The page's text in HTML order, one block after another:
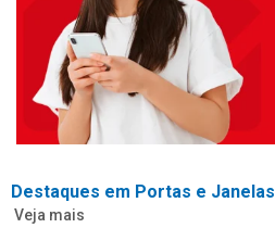
Destaques em Portas e Janelas
Veja mais